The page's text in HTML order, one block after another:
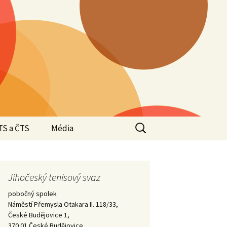
Halové oblastní
přebory 2024/2025 –
vítězové
Valná hromada JTS
2024
Krajští přeborníci –
2023
Valná hromada JTS
a ČTS Média Vyhledávání
Jihočeský tenisový svaz
pobočný spolek
Náměstí Přemysla Otakara II. 118/33,
České Budějovice 1,